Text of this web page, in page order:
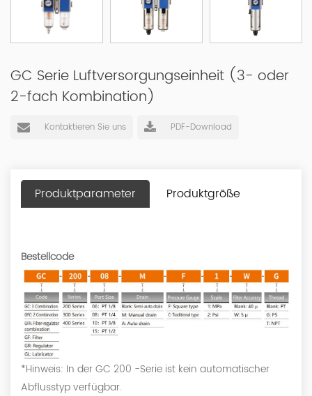
GC Serie Luftversorgungseinheit (3- oder
2-fach Kombination)
Kontaktieren Sie uns PDF-Download
Produktparameter Produktgröße
Bestellcode
*Hinweis: In der GC 200 -Serie ist kein automatischer
Abflusstyp verfügbar.